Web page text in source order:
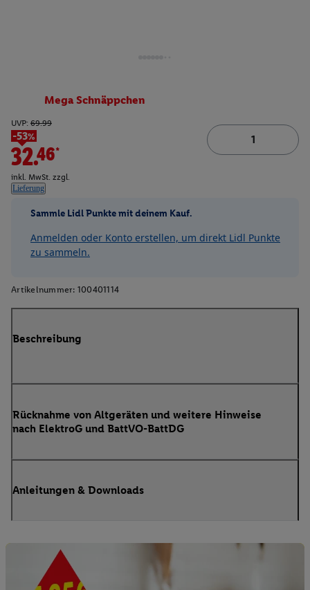
Mega Schnäppchen
UVP: 69.99
-53%
32.46*
inkl. MwSt. zzgl.
Lieferung
Sammle Lidl Punkte mit deinem Kauf.
Anmelden oder Konto erstellen, um direkt Lidl Punkte
zu sammeln.
Artikelnummer: 100401114
Beschreibung
Rücknahme von Altgeräten und weitere Hinweise
nach ElektroG und BattVO-BattDG
Anleitungen & Downloads